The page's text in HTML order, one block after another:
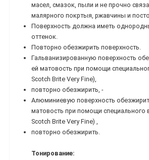
масел, смазок, пыли и не прочно
малярного покртыя, ржавчины и
Поверхность должна иметь
оттенок.
Повторно обезжирить поверхность.
Гальванизированную поверхность
ей матовость при помощи
Scotch Brite Very Fine),
повторно обезжирить, -
Алюминиевую поверхность
матовость при помощи специального
Scotch Brite Very Fine) ,
повторно обезжирить.
Тонирование: